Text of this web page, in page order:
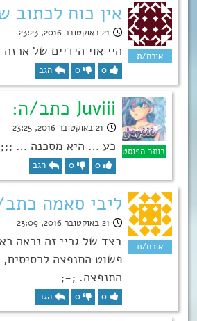
אין כוח
21 באוקטובר 2016, 23:23
היי אוי הידיים של
0
0 הגב
Juviii כתב/ה:
21 באוקטובר 2016, 23:25
כע … היא מסכנה … ;;;
0
0 הגב
ליבי סאמה
21 באוקטובר 2016, 23:09
בצד של גריי זה נראה
פשוט התנפצה
התנפצה. ;-;
0
0 הגב